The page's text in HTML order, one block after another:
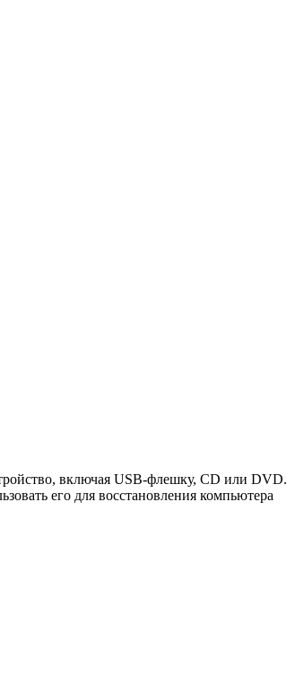
включая USB-флешку, CD или DVD.
его для восстановления компьютера